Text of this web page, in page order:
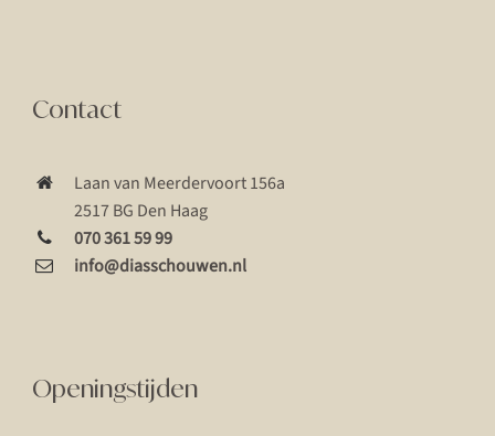
Contact
Laan van Meerdervoort 156a
2517 BG Den Haag
070 361 59 99
info@diasschouwen.nl
Openingstijden